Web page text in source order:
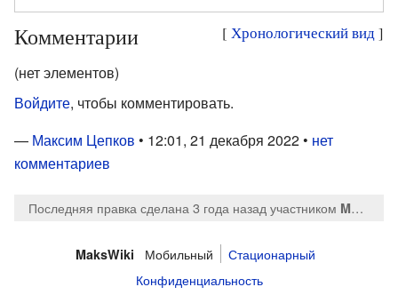
[ Хронологический вид]
Комментарии
(нет элементов)
Войдите, чтобы комментировать.
— Максим Цепков • 12:01, 21 декабря 2022 • нет
комментариев
Последняя правка сделана 3 года назад участником MaksTsepkov
MaksWiki Мобильный
Стационарный
Конфиденциальность